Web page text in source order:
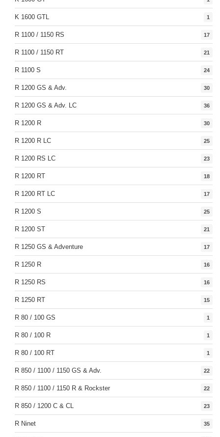
K 1600 GTL 1
R 1100 / 1150 RS 17
R 1100 / 1150 RT 21
R 1100 S 24
R 1200 GS & Adv. 30
R 1200 GS & Adv. LC 36
R 1200 R 30
R 1200 R LC 25
R 1200 RS LC 23
R 1200 RT 18
R 1200 RT LC 17
R 1200 S 25
R 1200 ST 21
R 1250 GS & Adventure 17
R 1250 R 16
R 1250 RS 16
R 1250 RT 15
R 80 / 100 GS 1
R 80 / 100 R 1
R 80 / 100 RT 1
R 850 / 1100 / 1150 GS & Adv. 22
R 850 / 1100 / 1150 R & Rockster 22
R 850 / 1200 C & CL 23
R Ninet 35